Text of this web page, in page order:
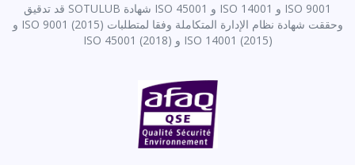
ISO 9001 و ISO 14001 و ISO 45001 شهادة SOTULUB قد تدقيق
وحققت شهادة نظام الإدارة المتكاملة وفقا لمتطلبات ISO 9001 (2015) و
ISO 14001 (2015) و ISO 45001 (2018)